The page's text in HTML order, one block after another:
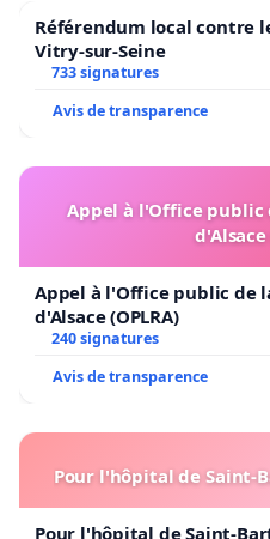
Référendum local contre
Vitry-sur-Seine
733 signatures
Avis de transparence
Appel à l'Office
d'Alsace
Appel à l'Office public de
d'Alsace (OPLRA)
240 signatures
Avis de transparence
Pour l'hôpital de Saint-
Pour l'hôpital de Saint-